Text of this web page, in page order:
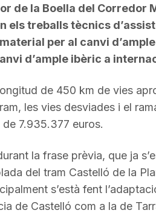
de la Boella del Corredor
els treballs tècnics
per al canvi
d’ample ibèric a
de 450 km de vies
les vies desviades i el
7.935.377 euros.
la frase prèvia, que ja
del tram Castelló de la
s’està fent
de Castelló com a la de